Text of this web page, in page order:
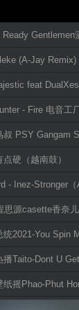
Gentlemen
(A-Jay Remix)
feat
- Fire 电音工
叔 PSY Gangam
硬（越南鼓）
- Inez-Stronger（
思源casette香奈
统2021-You Spin
播Taito-Dont U
纸摇Phao-Phut